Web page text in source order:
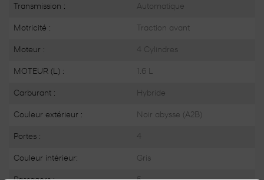
Transmission : Automatique
Motricité : Traction avant
Moteur : 4 Cylindres
MOTEUR (L) : 1.6 L
Carburant : Hybride
Couleur extérieur : Noir abysse (A2B)
Portes : 4
Couleur intérieur: Gris